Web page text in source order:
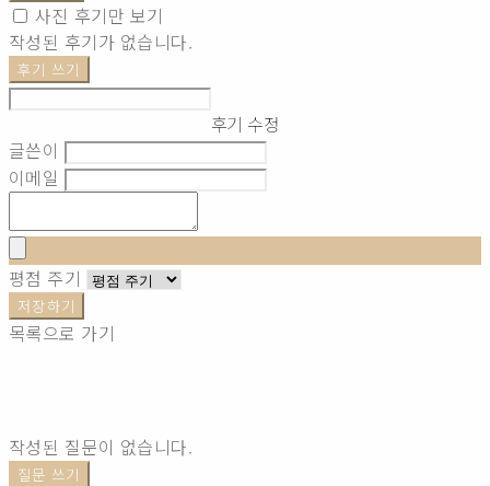
사진 후기만 보기
작성된 후기가 없습니다.
후기 쓰기
후기 수정
글쓴이
이메일
평점 주기
저장하기
목록으로 가기
작성된 질문이 없습니다.
질문 쓰기